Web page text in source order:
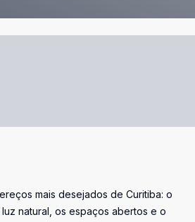
mais desejados de Curitiba: o
natural, os espaços abertos e o